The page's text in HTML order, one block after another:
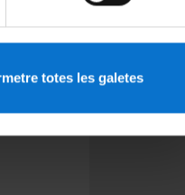
totes les galetes